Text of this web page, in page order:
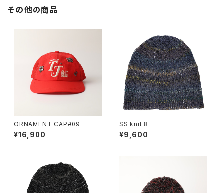
その他の商品
ORNAMENT CAP#09
¥16,900
SS knit 8
¥9,600